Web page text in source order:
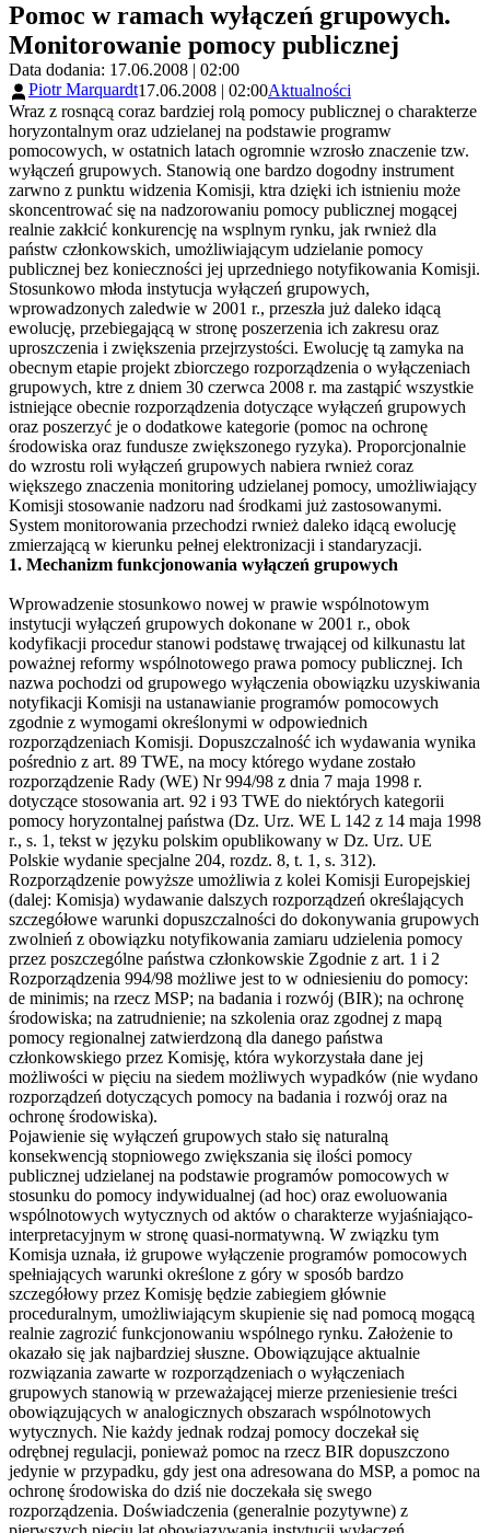
Pomoc w ramach wyłączeń grupowych.
Monitorowanie pomocy publicznej
Data dodania: 17.06.2008 | 02:00
Piotr Marquardt17.06.2008 | 02:00Aktualności
Wraz z rosnącą coraz bardziej rolą pomocy publicznej o charakterze
horyzontalnym oraz udzielanej na podstawie programw
pomocowych, w ostatnich latach ogromnie wzrosło znaczenie tzw.
wyłączeń grupowych. Stanowią one bardzo dogodny instrument
zarwno z punktu widzenia Komisji, ktra dzięki ich istnieniu może
skoncentrować się na nadzorowaniu pomocy publicznej mogącej
realnie zakłcić konkurencję na wsplnym rynku, jak rwnież dla
państw członkowskich, umożliwiającym udzielanie pomocy
publicznej bez konieczności jej uprzedniego notyfikowania Komisji.
Stosunkowo młoda instytucja wyłączeń grupowych,
wprowadzonych zaledwie w 2001 r., przeszła już daleko idącą
ewolucję, przebiegającą w stronę poszerzenia ich zakresu oraz
uproszczenia i zwiększenia przejrzystości. Ewolucję tą zamyka na
obecnym etapie projekt zbiorczego rozporządzenia o wyłączeniach
grupowych, ktre z dniem 30 czerwca 2008 r. ma zastąpić wszystkie
istniejące obecnie rozporządzenia dotyczące wyłączeń grupowych
oraz poszerzyć je o dodatkowe kategorie (pomoc na ochronę
środowiska oraz fundusze zwiększonego ryzyka). Proporcjonalnie
do wzrostu roli wyłączeń grupowych nabiera rwnież coraz
większego znaczenia monitoring udzielanej pomocy, umożliwiający
Komisji stosowanie nadzoru nad środkami już zastosowanymi.
System monitorowania przechodzi rwnież daleko idącą ewolucję
zmierzającą w kierunku pełnej elektronizacji i standaryzacji.
1. Mechanizm funkcjonowania wyłączeń grupowych
Wprowadzenie stosunkowo nowej w prawie wspólnotowym
instytucji wyłączeń grupowych dokonane w 2001 r., obok
kodyfikacji procedur stanowi podstawę trwającej od kilkunastu lat
poważnej reformy wspólnotowego prawa pomocy publicznej. Ich
nazwa pochodzi od grupowego wyłączenia obowiązku uzyskiwania
notyfikacji Komisji na ustanawianie programów pomocowych
zgodnie z wymogami określonymi w odpowiednich
rozporządzeniach Komisji. Dopuszczalność ich wydawania wynika
pośrednio z art. 89 TWE, na mocy którego wydane zostało
rozporządzenie Rady (WE) Nr 994/98 z dnia 7 maja 1998 r.
dotyczące stosowania art. 92 i 93 TWE do niektórych kategorii
pomocy horyzontalnej państwa (Dz. Urz. WE L 142 z 14 maja 1998
r., s. 1, tekst w języku polskim opublikowany w Dz. Urz. UE
Polskie wydanie specjalne 204, rozdz. 8, t. 1, s. 312).
Rozporządzenie powyższe umożliwia z kolei Komisji Europejskiej
(dalej: Komisja) wydawanie dalszych rozporządzeń określających
szczegółowe warunki dopuszczalności do dokonywania grupowych
zwolnień z obowiązku notyfikowania zamiaru udzielenia pomocy
przez poszczególne państwa członkowskie Zgodnie z art. 1 i 2
Rozporządzenia 994/98 możliwe jest to w odniesieniu do pomocy:
de minimis; na rzecz MSP; na badania i rozwój (BIR); na ochronę
środowiska; na zatrudnienie; na szkolenia oraz zgodnej z mapą
pomocy regionalnej zatwierdzoną dla danego państwa
członkowskiego przez Komisję, która wykorzystała dane jej
możliwości w pięciu na siedem możliwych wypadków (nie wydano
rozporządzeń dotyczących pomocy na badania i rozwój oraz na
ochronę środowiska).
Pojawienie się wyłączeń grupowych stało się naturalną
konsekwencją stopniowego zwiększania się ilości pomocy
publicznej udzielanej na podstawie programów pomocowych w
stosunku do pomocy indywidualnej (ad hoc) oraz ewoluowania
wspólnotowych wytycznych od aktów o charakterze wyjaśniająco-
interpretacyjnym w stronę quasi-normatywną. W związku tym
Komisja uznała, iż grupowe wyłączenie programów pomocowych
spełniających warunki określone z góry w sposób bardzo
szczegółowy przez Komisję będzie zabiegiem głównie
proceduralnym, umożliwiającym skupienie się nad pomocą mogącą
realnie zagrozić funkcjonowaniu wspólnego rynku. Założenie to
okazało się jak najbardziej słuszne. Obowiązujące aktualnie
rozwiązania zawarte w rozporządzeniach o wyłączeniach
grupowych stanowią w przeważającej mierze przeniesienie treści
obowiązujących w analogicznych obszarach wspólnotowych
wytycznych. Nie każdy jednak rodzaj pomocy doczekał się
odrębnej regulacji, ponieważ pomoc na rzecz BIR dopuszczono
jedynie w przypadku, gdy jest ona adresowana do MSP, a pomoc na
ochronę środowiska do dziś nie doczekała się swego
rozporządzenia. Doświadczenia (generalnie pozytywne) z